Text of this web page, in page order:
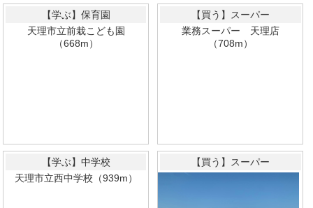
【学ぶ】保育園
天理市立前栽こども園
（668m）
【買う】スーパー
業務スーパー 天理店
（708m）
【学ぶ】中学校
天理市立西中学校（939m）
【買う】スーパー